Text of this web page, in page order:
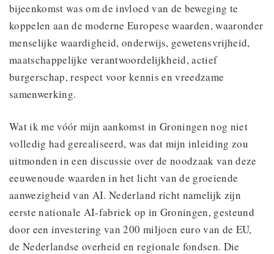
bijeenkomst was om de invloed van de beweging te
koppelen aan de moderne Europese waarden, waaronder
menselijke waardigheid, onderwijs, gewetensvrijheid,
maatschappelijke verantwoordelijkheid, actief
burgerschap, respect voor kennis en vreedzame
samenwerking.
Wat ik me vóór mijn aankomst in Groningen nog niet
volledig had gerealiseerd, was dat mijn inleiding zou
uitmonden in een discussie over de noodzaak van deze
eeuwenoude waarden in het licht van de groeiende
aanwezigheid van AI. Nederland richt namelijk zijn
eerste nationale AI-fabriek op in Groningen, gesteund
door een investering van 200 miljoen euro van de EU,
de Nederlandse overheid en regionale fondsen. Die